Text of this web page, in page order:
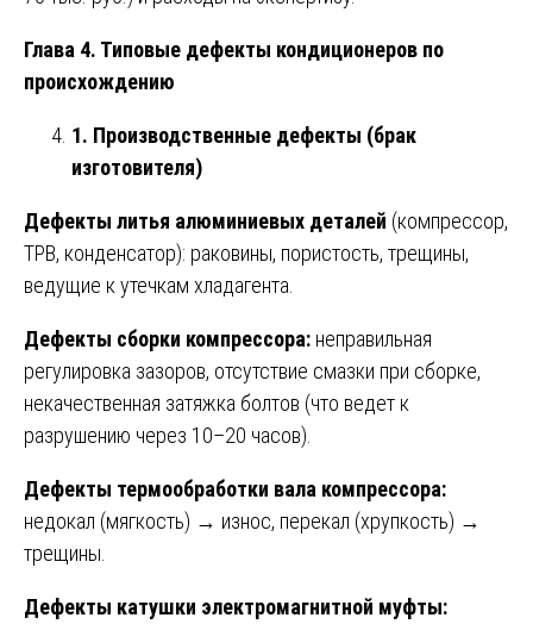
Глава 4. Типовые дефекты кондиционеров по
происхождению
1. Производственные дефекты (брак
изготовителя)
Дефекты литья алюминиевых деталей (компрессор,
ТРВ, конденсатор): раковины, пористость, трещины,
ведущие к утечкам хладагента.
Дефекты сборки компрессора: неправильная
регулировка зазоров, отсутствие смазки при сборке,
некачественная затяжка болтов (что ведет к
разрушению через 10–20 часов).
Дефекты термообработки вала компрессора:
недокал (мягкость) → износ, перекал (хрупкость) →
трещины.
Дефекты катушки электромагнитной муфты: